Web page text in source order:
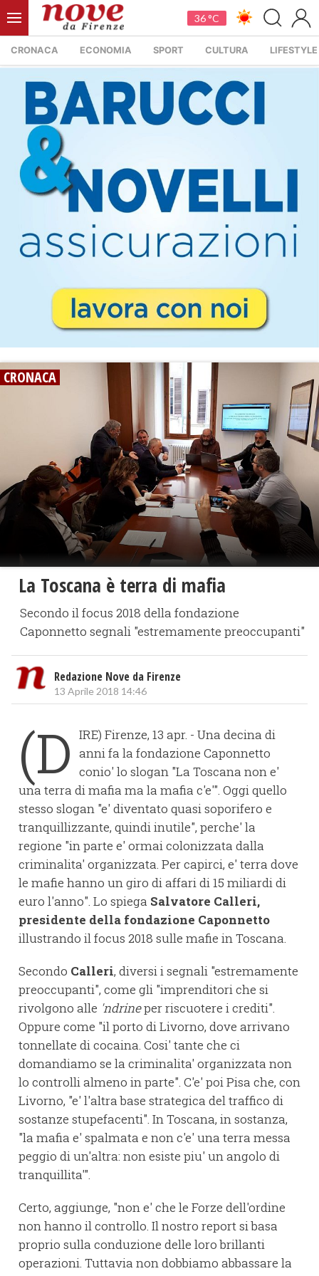
36 °C
CRONACA ECONOMIA SPORT CULTURA LIFESTYLE
CRONACA
La Toscana è terra di mafia
Secondo il focus 2018 della fondazione
Caponnetto segnali "estremamente preoccupanti"
Redazione Nove da Firenze
13 Aprile 2018 14:46
(D IRE) Firenze, 13 apr. - Una decina di
anni fa la fondazione Caponnetto
conio' lo slogan "La Toscana non e'
una terra di mafia ma la mafia c'e'". Oggi quello
stesso slogan "e' diventato quasi soporifero e
tranquillizzante, quindi inutile", perche' la
regione "in parte e' ormai colonizzata dalla
criminalita' organizzata. Per capirci, e' terra dove
le mafie hanno un giro di affari di 15 miliardi di
euro l'anno". Lo spiega Salvatore Calleri,
presidente della fondazione Caponnetto
illustrando il focus 2018 sulle mafie in Toscana.
Secondo Calleri, diversi i segnali "estremamente
preoccupanti", come gli "imprenditori che si
rivolgono alle 'ndrineper riscuotere i crediti".
Oppure come "il porto di Livorno, dove arrivano
tonnellate di cocaina. Cosi' tante che ci
domandiamo se la criminalita' organizzata non
lo controlli almeno in parte". C'e' poi Pisa che, con
Livorno, "e' l'altra base strategica del traffico di
sostanze stupefacenti". In Toscana, in sostanza,
"la mafia e' spalmata e non c'e' una terra messa
peggio di un'altra: non esiste piu' un angolo di
tranquillita'".
Certo, aggiunge, "non e' che le Forze dell'ordine
non hanno il controllo. Il nostro report si basa
proprio sulla conduzione delle loro brillanti
operazioni. Tuttavia non dobbiamo abbassare la